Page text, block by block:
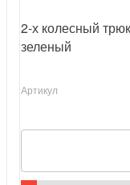
2-х колесный
зеленый
Артикул